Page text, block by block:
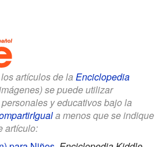
artículos de la Enciclopedia
se puede utilizar
y educativos bajo la
a menos que se indique
artículo: